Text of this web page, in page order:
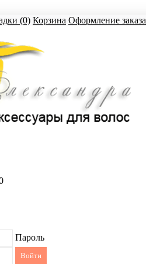
(0) Корзина Оформление заказа
Пароль